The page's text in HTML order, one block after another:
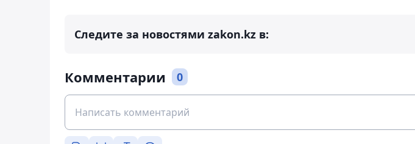
Следите за новостями zakon.kz в:
Комментарии 0